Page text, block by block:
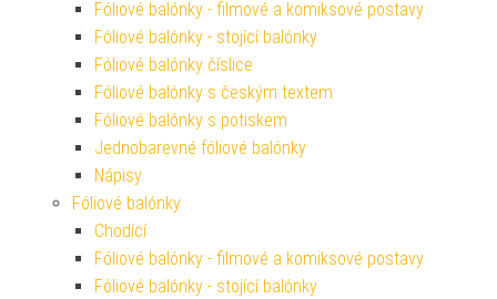
Fóliové balónky - filmové a komiksové postavy
Fóliové balónky - stojící balónky
Fóliové balónky číslice
Fóliové balónky s českým textem
Fóliové balónky s potiskem
Jednobarevné fóliové balónky
Nápisy
Fóliové balónky
Chodící
Fóliové balónky - filmové a komiksové postavy
Fóliové balónky - stojící balónky